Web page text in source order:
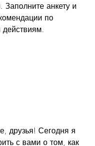
Заполните анкету и
по
друзья! Сегодня я
с вами о том, как